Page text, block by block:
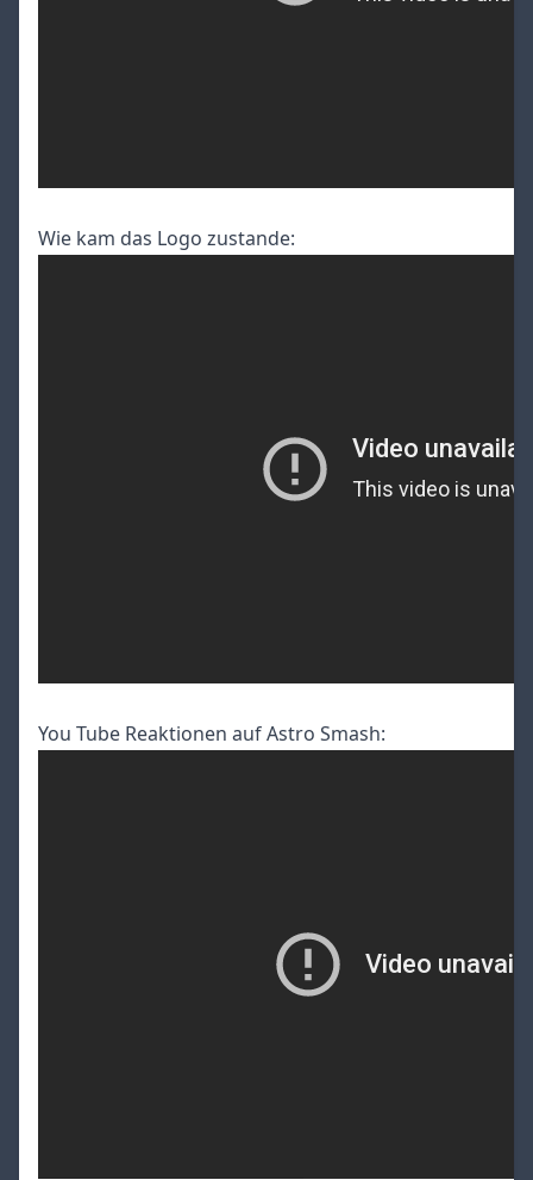
Wie kam das Logo zustande:
You Tube Reaktionen auf Astro Smash: